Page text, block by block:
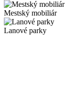
Mestský mobiliár
Lanové parky